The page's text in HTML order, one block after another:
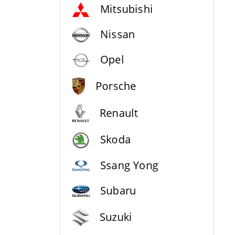
Mitsubishi
Nissan
Opel
Porsche
Renault
Skoda
Ssang Yong
Subaru
Suzuki